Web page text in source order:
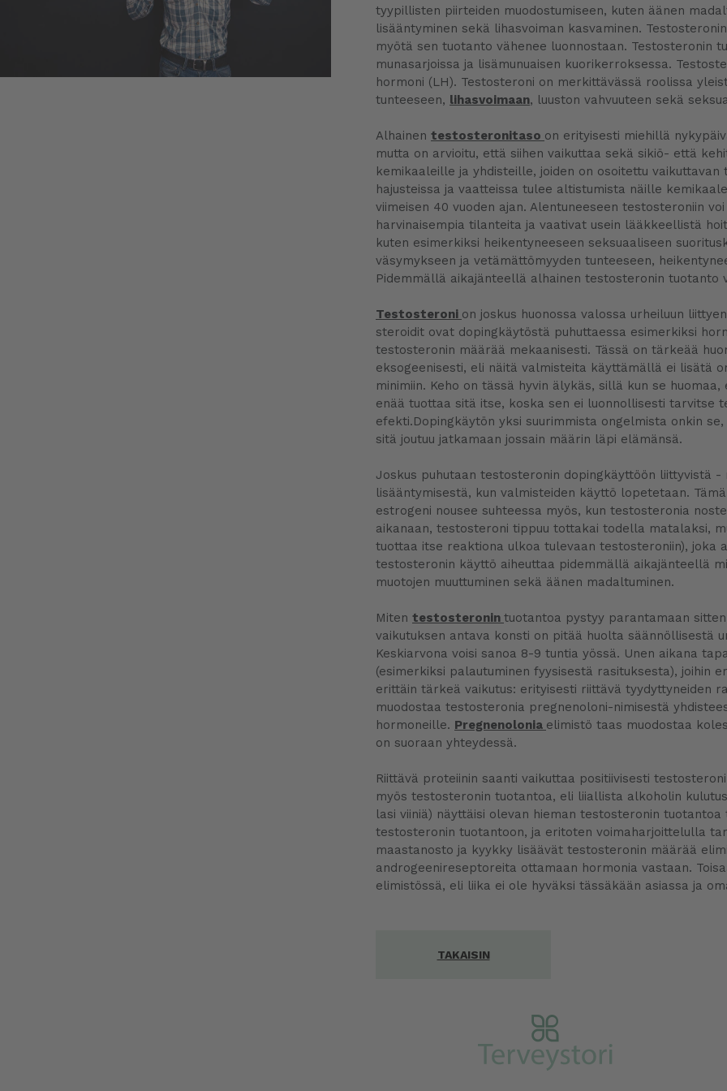
tyypillisten piirteiden muodostumiseen, kuten äänen
lisääntyminen sekä lihasvoiman kasvaminen.
myötä sen tuotanto vähenee luonnostaan. Testosteronin
munasarjoissa ja lisämunuaisen kuorikerroksessa.
hormoni (LH). Testosteroni on merkittävässä roolissa
tunteeseen, lihasvoimaan, luuston vahvuuteen sekä
Alhainen testosteronitaso on erityisesti miehillä
mutta on arvioitu, että siihen vaikuttaa sekä sikiö- että
kemikaaleille ja yhdisteille, joiden on osoitettu
hajusteissa ja vaatteissa tulee altistumista näille
viimeisen 40 vuoden ajan. Alentuneeseen testosteroniin
harvinaisempia tilanteita ja vaativat usein lääkkeellistä
kuten esimerkiksi heikentyneeseen seksuaaliseen
väsymykseen ja vetämättömyyden tunteeseen,
Pidemmällä aikajänteellä alhainen testosteronin tuotanto
Testosteroni on joskus huonossa valossa urheiluun
steroidit ovat dopingkäytöstä puhuttaessa esimerkiksi
testosteronin määrää mekaanisesti. Tässä on tärkeää
eksogeenisesti, eli näitä valmisteita käyttämällä ei lisätä
minimiin. Keho on tässä hyvin älykäs, sillä kun se
enää tuottaa sitä itse, koska sen ei luonnollisesti tarvitse
efekti.Dopingkäytön yksi suurimmista ongelmista onkin
sitä joutuu jatkamaan jossain määrin läpi elämänsä.
Joskus puhutaan testosteronin dopingkäyttöön liittyvistä
lisääntymisestä, kun valmisteiden käyttö lopetetaan.
estrogeni nousee suhteessa myös, kun testosteronia
aikanaan, testosteroni tippuu tottakai todella matalaksi,
tuottaa itse reaktiona ulkoa tulevaan testosteroniin), joka
testosteronin käyttö aiheuttaa pidemmällä aikajänteellä
muotojen muuttuminen sekä äänen madaltuminen.
Miten testosteronin tuotantoa pystyy parantamaan
vaikutuksen antava konsti on pitää huolta säännöllisestä
Keskiarvona voisi sanoa 8-9 tuntia yössä. Unen aikana
(esimerkiksi palautuminen fyysisestä rasituksesta), joihin
erittäin tärkeä vaikutus: erityisesti riittävä tyydyttyneiden
muodostaa testosteronia pregnenoloni-nimisestä
hormoneille. Pregnenolonia elimistö taas muodostaa
on suoraan yhteydessä.
Riittävä proteiinin saanti vaikuttaa positiivisesti
myös testosteronin tuotantoa, eli liiallista alkoholin
lasi viiniä) näyttäisi olevan hieman testosteronin
testosteronin tuotantoon, ja eritoten voimaharjoittelulla
maastanosto ja kyykky lisäävät testosteronin määrää
androgeenireseptoreita ottamaan hormonia vastaan.
elimistössä, eli liika ei ole hyväksi tässäkään asiassa ja
TAKAISIN